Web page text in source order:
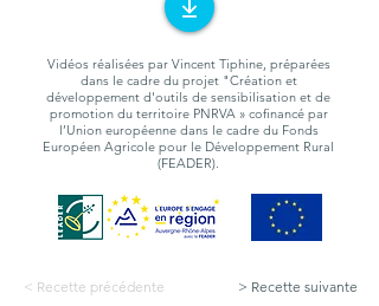
Vidéos réalisées par Vincent Tiphine, préparées
dans le cadre du projet "Création et
développement d'outils de sensibilisation et de
promotion du territoire PNRVA » cofinancé par
l’Union européenne dans le cadre du Fonds
Européen Agricole pour le Développement Rural
(FEADER).
< Recette précédente > Recette suivante